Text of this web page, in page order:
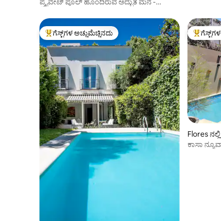
ಗೆಸ್ಟ್‌ಗಳಿಗೆ ಅತಿ ಹೆಚ್ಚು ಅಚ್ಚುಮೆಚ್ಚಿನದು
ಗೆಸ್ಟ್‌ಗಳ ಅಚ್ಚುಮೆಚ್ಚಿನದು ಗೆಸ್ಟ್‌ಗಳಿಗೆ
Flores
ಕಾಸಾ